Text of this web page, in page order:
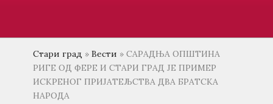
Стари град » Вести » САРАДЊА ОПШТИНА
РИГЕ ОД ФЕРЕ И СТАРИ ГРАД ЈЕ ПРИМЕР
ИСКРЕНОГ ПРИЈАТЕЉСТВА ДВА БРАТСКА
НАРОДА